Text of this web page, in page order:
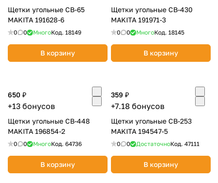
Щетки угольные CB-65
MAKITA 191628-6
0 0 МногоКод. 18149
В корзину
Щетки угольные CB-430
MAKITA 191971-3
0 0 МногоКод. 18145
В корзину
650 ₽
+13 бонусов
Щетки угольные CB-448
MAKITA 196854-2
0 0 МногоКод. 64736
В корзину
359 ₽
+7.18 бонусов
Щетки угольные CB-253
MAKITA 194547-5
0 0 ДостаточноКод. 47111
В корзину
25
раз в 2
недели
8 800 302-02-51
plait.ru